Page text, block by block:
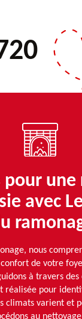
pour
avec
nous
de votre
à travers
réalisée pour
climats varient et
au